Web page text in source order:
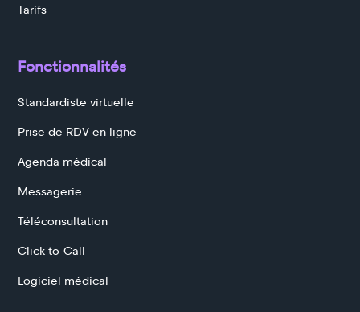
Tarifs
Fonctionnalités
Standardiste virtuelle
Prise de RDV en ligne
Agenda médical
Messagerie
Téléconsultation
Click-to-Call
Logiciel médical